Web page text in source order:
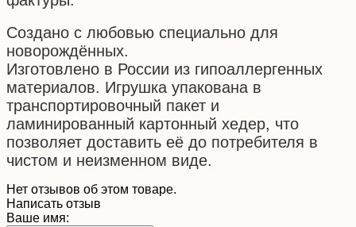
Создано с любовью специально для
новорождённых.
Изготовлено в России из гипоаллергенных
материалов. Игрушка упакована в
транспортировочный пакет и
ламинированный картонный хедер, что
позволяет доставить её до потребителя в
чистом и неизменном виде.
Нет отзывов об этом товаре.
Написать отзыв
Ваше имя: